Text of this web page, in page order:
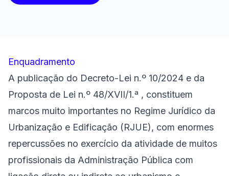
Enquadramento
A publicação do Decreto-Lei n.º 10/2024 e da
Proposta de Lei n.º 48/XVII/1.ª , constituem
marcos muito importantes no Regime Jurídico da
Urbanização e Edificação (RJUE), com enormes
repercussões no exercício da atividade de muitos
profissionais da Administração Pública com